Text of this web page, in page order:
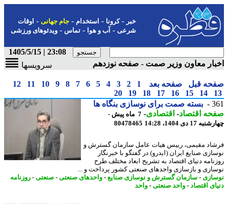
-کرونا-استخدام- جام جهانی-اوقات
شرعی-آب و هوا-تماس-ویدئوهای ورزشی
23:08 | 1405/5/15
معاون وزیر صمت - صفحه نوزدهم
سرویسها
قبل صفحه بعد 1
2
3
4
5
6
7
8
9
10
11
12
14
15
16
17
18
19
20
بسته صمت برای نوسازی بنگاه ها
اقتصاد-اقتصادی- 7 ماه پیش -
17 دی 1404، 14:28
80478465
مقیمی، رییس هیات عامل سازمان گسترش و
صنایع ایران (ایدرو) در گفتگو با خبرنگار
دنیای اقتصاد به تشریح ابعاد مختلف طرح
و بازسازی واحدهای صنعتی کشور پرداخت و ...
- سازمان گسترش و نوسازی صنایع-واحدهای صنعتی-صنعتی-روزنامه
اقتصاد-واحد صنعتی-واحد